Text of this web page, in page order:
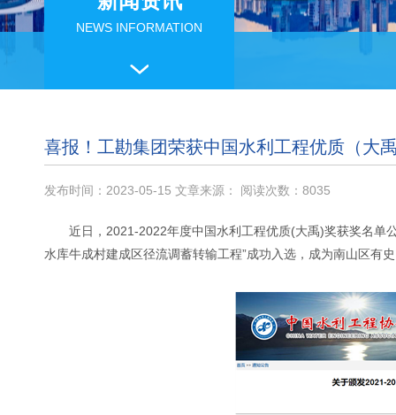
NEWS INFORMATION
喜报！工勘集团荣获中国水利工程优质（大
发布时间：2023-05-15 文章来源： 阅读次数：8035
近日，2021-2022年度中国水利工程优质(大禹)奖获奖名单
水库牛成村建成区径流调蓄转输工程”成功入选，成为南山区有